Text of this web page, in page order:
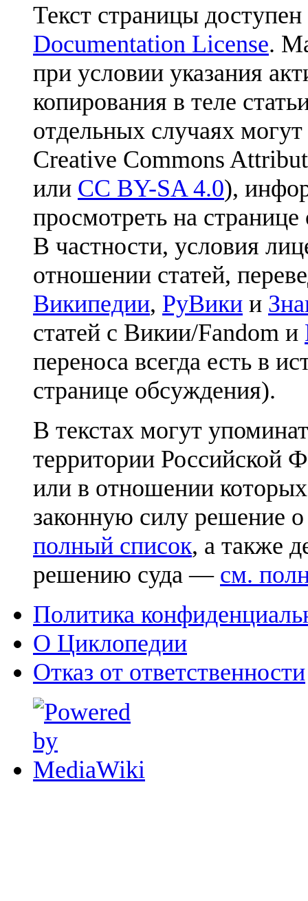
Текст страницы
Documentation License.
при условии указания
копирования в теле
отдельных случаях
Creative Commons
или CC BY-SA 4.0),
просмотреть на
В частности, условия
отношении статей,
Википедии, РуВики и
статей с Викии/Fandom и
переноса всегда есть в
странице обсуждения).
В текстах могут
территории Российской
или в отношении
законную силу решение
полный список, а также
решению суда — см.
Политика
О Циклопедии
Отказ от ответственности